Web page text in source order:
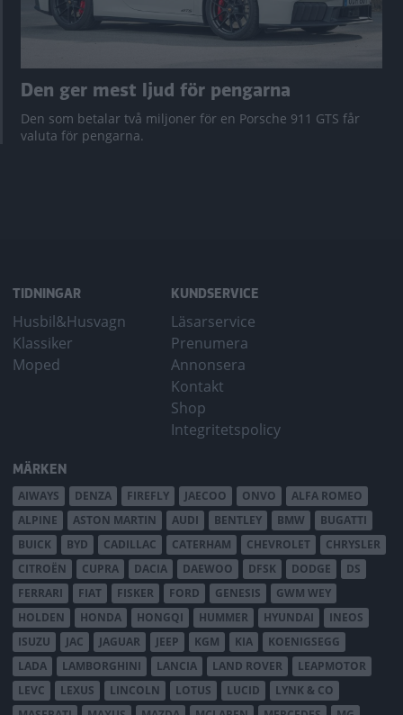
Den ger mest ljud för pengarna
Den som betalar två miljoner för en Porsche 911 GTS får
valuta för pengarna.
TIDNINGAR
Husbil&Husvagn
Klassiker
Moped
KUNDSERVICE
Läsarservice
Prenumera
Annonsera
Kontakt
Shop
Integritetspolicy
MÄRKEN
AIWAYS DENZA FIREFLY JAECOO ONVO
ALFA ROMEO
ALPINE
ASTON MARTIN AUDI BENTLEY BMW
BUGATTI
BUICK
BYD CADILLAC CATERHAM CHEVROLET
CHRYSLER
CITROËN
CUPRA DACIA DAEWOO DFSK DODGE
DS
FERRARI
FIAT FISKER FORD GENESIS
GWM WEY
HOLDEN
HONDA HONGQI HUMMER HYUNDAI
INEOS
ISUZU
JAC JAGUAR JEEP KGM KIA
KOENIGSEGG
LADA
LAMBORGHINI LANCIA LAND ROVER
LEAPMOTOR
LEVC
LEXUS LINCOLN LOTUS LUCID
LYNK & CO